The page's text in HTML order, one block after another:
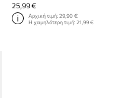
25,99 €
Αρχική τιμή:29,90 €
Η χαμηλότερη τιμή:21,99 €